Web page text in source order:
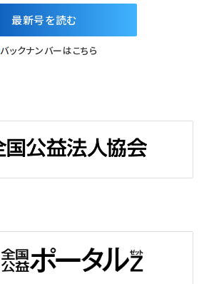
最新号を読む
バックナンバーはこちら